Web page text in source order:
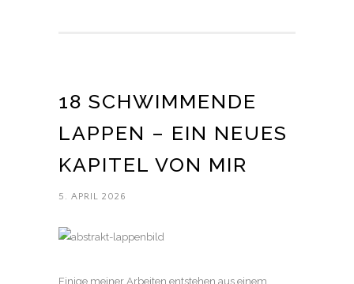
18 SCHWIMMENDE
LAPPEN – EIN NEUES
KAPITEL VON MIR
5. APRIL 2026
Einige meiner Arbeiten entstehen aus einem